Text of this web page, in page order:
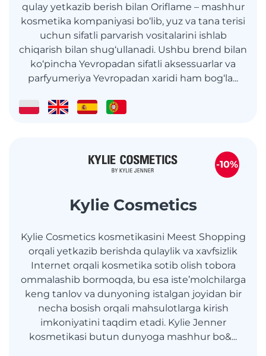
qulay yetkazib berish bilan Oriflame – mashhur
kosmetika kompaniyasi bo‘lib, yuz va tana terisi
uchun sifatli parvarish vositalarini ishlab
chiqarish bilan shug‘ullanadi. Ushbu brend bilan
ko‘pincha Yevropadan sifatli aksessuarlar va
parfyumeriya Yevropadan xaridi ham bog‘la...
Kylie Cosmetics
Kylie Cosmetics kosmetikasini Meest Shopping
orqali yetkazib berishda qulaylik va xavfsizlik
Internet orqali kosmetika sotib olish tobora
ommalashib bormoqda, bu esa iste’molchilarga
keng tanlov va dunyoning istalgan joyidan bir
necha bosish orqali mahsulotlarga kirish
imkoniyatini taqdim etadi. Kylie Jenner
kosmetikasi butun dunyoga mashhur bo&...
-10%